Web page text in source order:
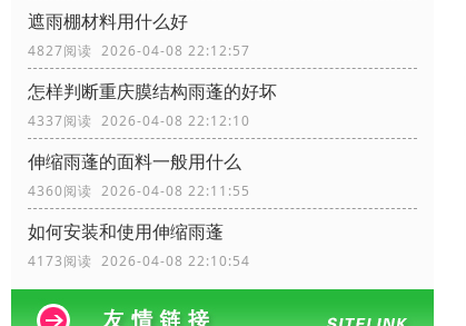
遮雨棚材料用什么好
4827阅读 2026-04-08 22:12:57
怎样判断重庆膜结构雨蓬的好坏
4337阅读 2026-04-08 22:12:10
伸缩雨蓬的面料一般用什么
4360阅读 2026-04-08 22:11:55
如何安装和使用伸缩雨蓬
4173阅读 2026-04-08 22:10:54